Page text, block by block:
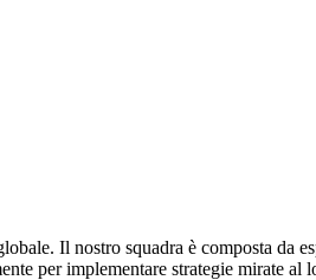
Il nostro squadra è composta da
per implementare strategie mirate al